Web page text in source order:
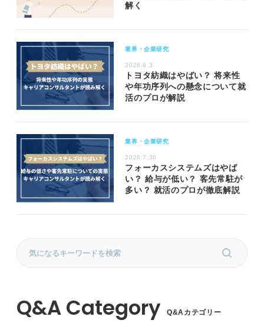
解く
業界・企業研究
2026.8.3
トヨタ紡織はやばい？ 将来性
や年功序列への懸念について就
活のプロが解説
業界・企業研究
2026.7.30
フォーカスシステムズはやば
い？ 給与が低い？ 客先常駐が
多い？ 就活のプロが徹底解説
Q&Aカテゴリー